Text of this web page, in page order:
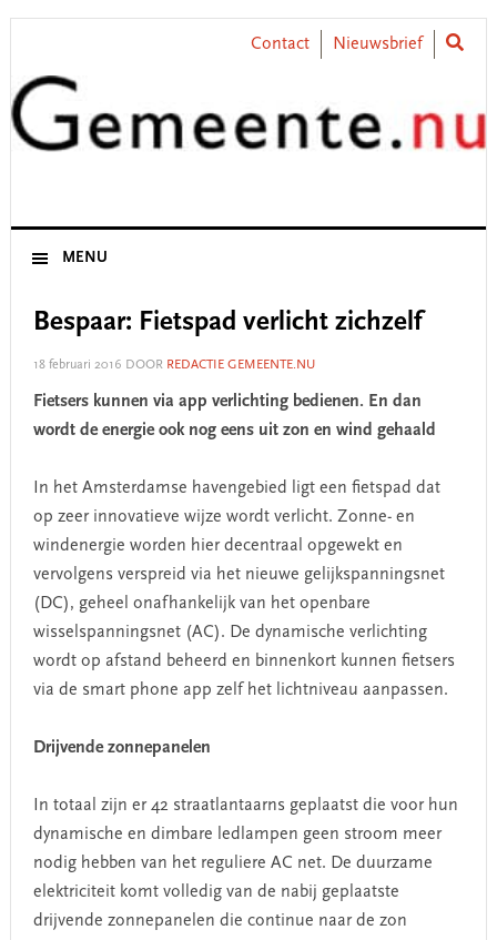
Skip
primary
navigation
Skip
content
Skip
primary
sidebar
Skip
footer
Contact Nieuwsbrief
MENU
Bespaar: Fietspad verlicht zichzelf
18 februari 2016 DOOR REDACTIE GEMEENTE.NU
Fietsers kunnen via app verlichting bedienen. En dan
wordt de energie ook nog eens uit zon en wind gehaald
In het Amsterdamse havengebied ligt een fietspad dat
op zeer innovatieve wijze wordt verlicht. Zonne- en
windenergie worden hier decentraal opgewekt en
vervolgens verspreid via het nieuwe gelijkspanningsnet
(DC), geheel onafhankelijk van het openbare
wisselspanningsnet (AC). De dynamische verlichting
wordt op afstand beheerd en binnenkort kunnen fietsers
via de smart phone app zelf het lichtniveau aanpassen.
Drijvende zonnepanelen
In totaal zijn er 42 straatlantaarns geplaatst die voor hun
dynamische en dimbare ledlampen geen stroom meer
nodig hebben van het reguliere AC net. De duurzame
elektriciteit komt volledig van de nabij geplaatste
drijvende zonnepanelen die continue naar de zon